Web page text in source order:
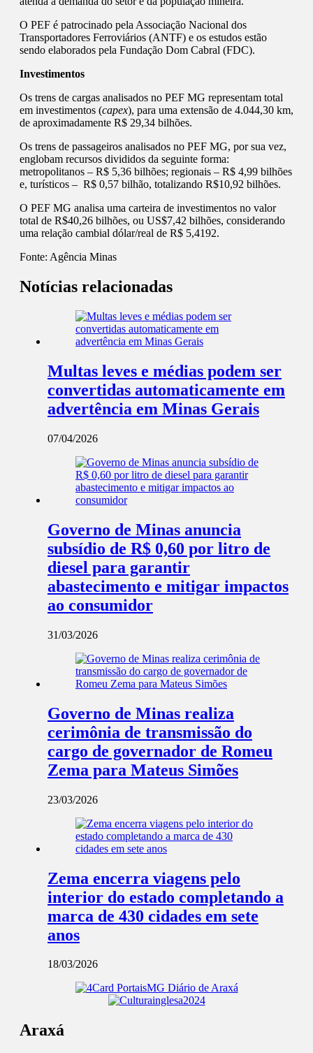
O PEF é patrocinado pela Associação Nacional dos
Transportadores Ferroviários (ANTF) e os estudos estão
sendo elaborados pela Fundação Dom Cabral (FDC).
Investimentos
Os trens de cargas analisados no PEF MG representam total
em investimentos (capex), para uma extensão de 4.044,30 km,
de aproximadamente R$ 29,34 bilhões.
Os trens de passageiros analisados no PEF MG, por sua vez,
englobam recursos divididos da seguinte forma:
metropolitanos – R$ 5,36 bilhões; regionais – R$ 4,99 bilhões
e, turísticos – R$ 0,57 bilhão, totalizando R$10,92 bilhões.
O PEF MG analisa uma carteira de investimentos no valor
total de R$40,26 bilhões, ou US$7,42 bilhões, considerando
uma relação cambial dólar/real de R$ 5,4192.
Fonte: Agência Minas
Notícias relacionadas
Multas leves e médias podem ser
convertidas automaticamente em
advertência em Minas Gerais
07/04/2026
Governo de Minas anuncia
subsídio de R$ 0,60 por litro de
diesel para garantir
abastecimento e mitigar impactos
ao consumidor
31/03/2026
Governo de Minas realiza
cerimônia de transmissão do
cargo de governador de Romeu
Zema para Mateus Simões
23/03/2026
Zema encerra viagens pelo
interior do estado completando a
marca de 430 cidades em sete
anos
18/03/2026
Araxá